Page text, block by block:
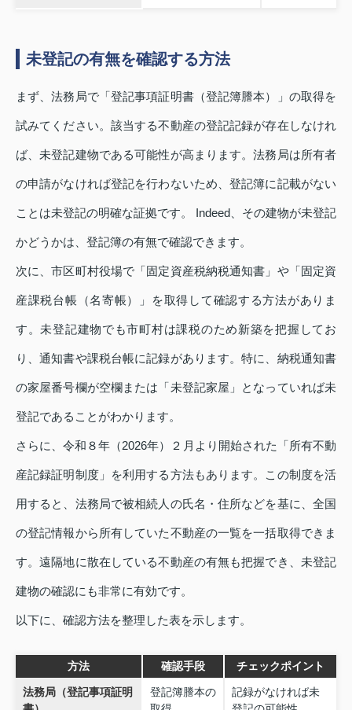
未登記の有無を確認する方法
まず、法務局で「登記事項証明書（登記簿謄本）」の取得を
試みてください。該当する不動産の登記記録が存在しなけれ
ば、未登記建物である可能性が高まります。法務局は所有者
の申請がなければ登記を行わないため、登記簿に記載がない
ことは未登記の明確な証拠です。 Indeed、その建物が未登記
かどうかは、登記簿の有無で確認できます。
次に、市区町村役場で「固定資産税納税通知書」や「固定資
産課税台帳（名寄帳）」を取得して確認する方法がありま
す。未登記建物でも市町村は課税のため新築を把握してお
り、通知書や課税台帳に記録があります。特に、納税通知書
の家屋番号欄が空欄または「未登記家屋」となっていれば未
登記であることがわかります。
さらに、令和８年（2026年）２月より開始された「所有不動
産記録証明制度」を利用する方法もあります。この制度を活
用すると、法務局で被相続人の氏名・住所などを基に、全国
の登記情報から所有していた不動産の一覧を一括取得できま
す。遠隔地に散在している不動産の有無も把握でき、未登記
建物の確認にも非常に有効です。
以下に、確認方法を整理した表を示します。
方法 確認手段 チェックポイント
法務局（登記事項証明
登記簿謄本の
記録がなければ未